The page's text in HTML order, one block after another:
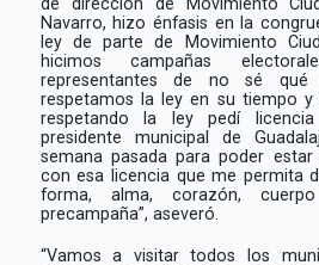
Navarro, hizo énfasis en la
ley de parte de Movimiento
hicimos campañas
representantes de no sé qué
respetamos la ley en su tiempo
respetando la ley pedí
presidente municipal de
semana pasada para poder
con esa licencia que me permita
forma, alma, corazón,
precampaña”, aseveró.
“Vamos a visitar todos los